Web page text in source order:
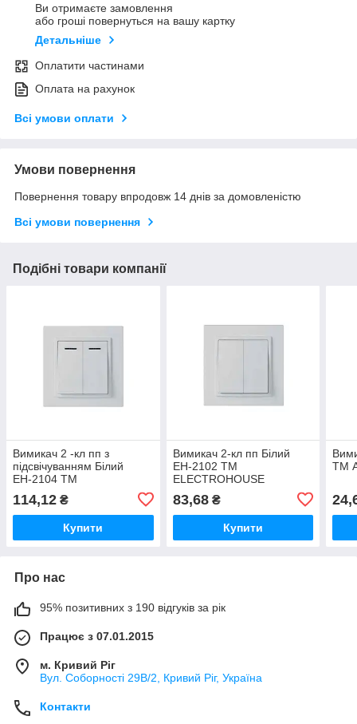
Ви отримаєте замовлення
або гроші повернуться на вашу картку
Детальніше
Оплатити частинами
Оплата на рахунок
Всі умови оплати
Умови повернення
Повернення товару впродовж 14 днів за домовленістю
Всі умови повернення
Подібні товари компанії
Вимикач 2 -кл пп з
підсвічуванням Білий
ЕН-2104 ТМ
114,12 ₴
Купити
Вимикач 2-кл пп Білий
ЕН-2102 ТМ
ELECTROHOUSE
83,68₴
Купити
ТМ
Про нас
95% позитивних з 190 відгуків за рік
Працює з 07.01.2015
м. Кривий Ріг
Вул. Соборності 29В/2, Кривий Ріг, Україна
Контакти